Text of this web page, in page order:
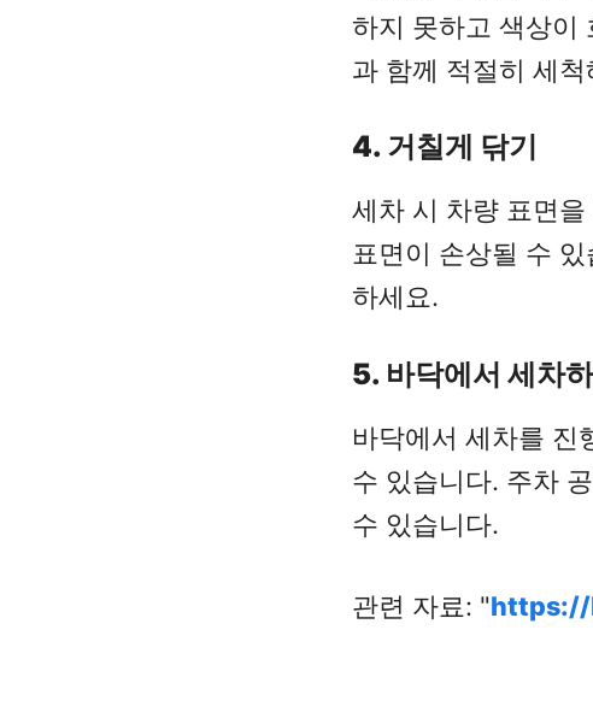
하지 못하고 색상이
과 함께 적절히 세
4. 거칠게 닦기
세차 시 차량 표면
표면이 손상될 수
하세요.
5. 바닥에서 세차
바닥에서 세차를 진
수 있습니다. 주차
수 있습니다.
관련 자료: https://